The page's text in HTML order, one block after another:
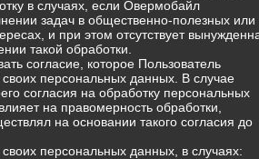
в случаях, если Овермобайл
задач в общественно-полезных или
и при этом отсутствует
такой обработки.
согласие, которое Пользователь
персональных данных. В случае
согласия на обработку персональных
на правомерность обработки,
на основании такого согласия до
персональных данных, в случаях: